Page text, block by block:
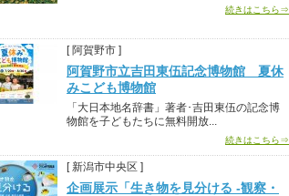
続きはこちら⇒
[ 阿賀野市 ]
阿賀野市立吉田東伍記念博物館 夏休
みこども博物館
「大日本地名辞書」著者･吉田東伍の記念博
物館を子どもたちに無料開放...
続きはこちら⇒
[ 新潟市中央区 ]
企画展示「生き物を見分ける -観察・